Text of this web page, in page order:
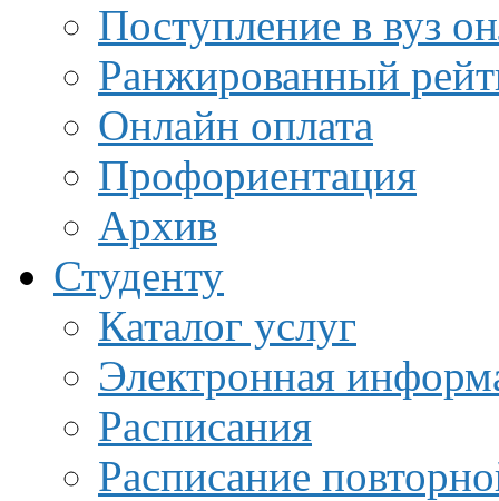
Поступление в вуз
Ранжированный
Онлайн оплата
Профориентация
Архив
Студенту
Каталог услуг
Электронная
Расписания
Расписание